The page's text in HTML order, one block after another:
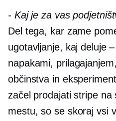
-Kaj je za vas
Del tega, kar zame
ugotavljanje, kaj deluje
napakami,
občinstva in
začel prodajati stripe na
mestu, so se skoraj vsi